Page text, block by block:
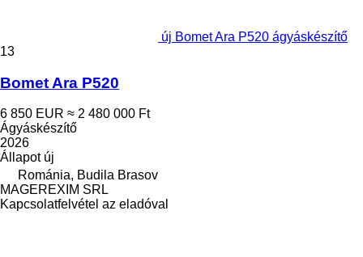
új Bomet Ara P520 ágyáskészítő
13
Bomet Ara P520
6 850 EUR ≈ 2 480 000 Ft
Ágyáskészítő
2026
Állapotúj
Románia, Budila Brasov
MAGEREXIM SRL
Kapcsolatfelvétel az eladóval